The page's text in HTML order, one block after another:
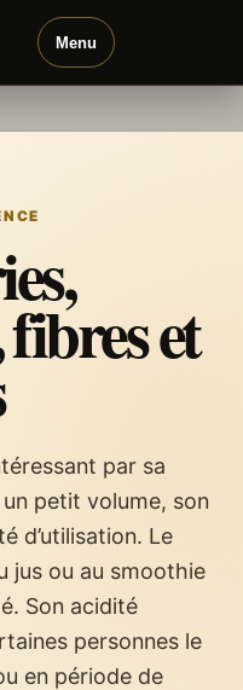
Menu
et
par sa
petit volume, son
d’utilisation. Le
jus ou au smoothie
Son acidité
personnes le
en période de